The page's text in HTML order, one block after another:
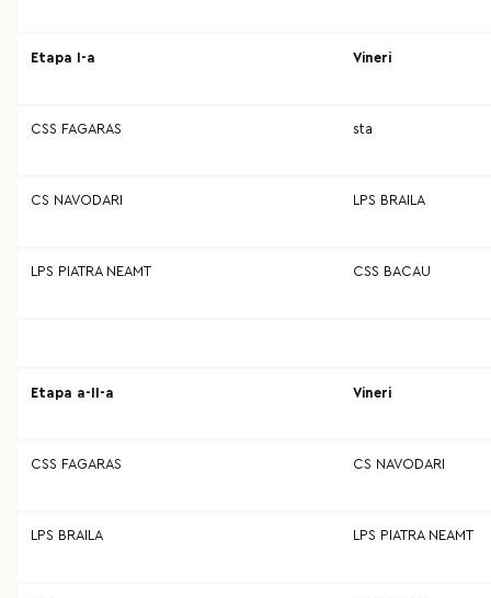
Etapa I-a Vineri
CSS FAGARAS sta
CS NAVODARI LPS BRAILA
LPS PIATRA NEAMT CSS BACAU
Etapa a-II-a Vineri
CSS FAGARAS CS NAVODARI
LPS BRAILA LPS PIATRA NEAMT